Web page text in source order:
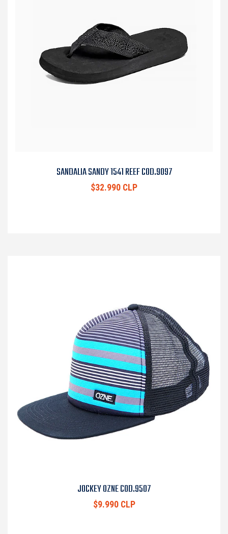
SANDALIA SANDY 1541 REEF COD.9097
$32.990 CLP
JOCKEY OZNE COD.9507
$9.990 CLP